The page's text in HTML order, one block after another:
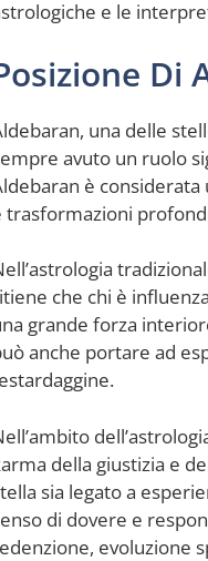
e le
Di
una delle
avuto un ruolo
è
trasformazioni
che chi è
grande forza
anche portare ad
della giustizia e
sia legato a
di dovere e
evoluzione